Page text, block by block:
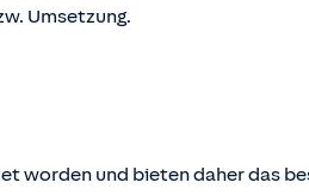
Umsetzung.
worden und bieten daher das